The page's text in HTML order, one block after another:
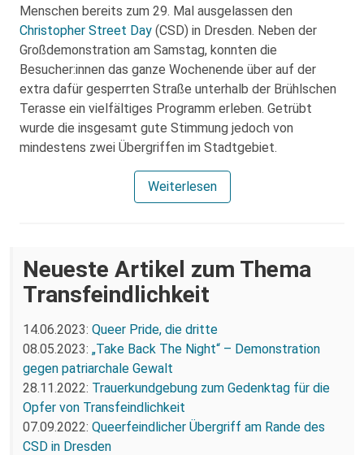
Menschen bereits zum 29. Mal ausgelassen den
Christopher Street Day (CSD) in Dresden. Neben der
Großdemonstration am Samstag, konnten die
Besucher:innen das ganze Wochenende über auf der
extra dafür gesperrten Straße unterhalb der Brühlschen
Terasse ein vielfältiges Programm erleben. Getrübt
wurde die insgesamt gute Stimmung jedoch von
mindestens zwei Übergriffen im Stadtgebiet.
Weiterlesen
Neueste Artikel zum Thema
Transfeindlichkeit
14.06.2023: Queer Pride, die dritte
08.05.2023: „Take Back The Night“ – Demonstration
gegen patriarchale Gewalt
28.11.2022: Trauerkundgebung zum Gedenktag für die
Opfer von Transfeindlichkeit
07.09.2022: Queerfeindlicher Übergriff am Rande des
CSD in Dresden